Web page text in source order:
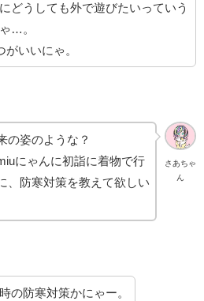
どうしても外で遊びたいっていう
…。
いいにゃ。
さあちゃ
ん
の姿のような？
にゃんに初詣に着物で行
、防寒対策を教えて欲しい
の防寒対策かにゃー。